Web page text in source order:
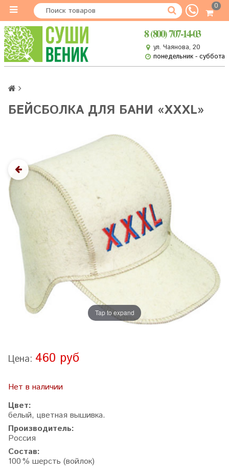
0
8 (800) 707-14-03
ул. Чаянова, 20
понедельник - суббота
БЕЙСБОЛКА ДЛЯ БАНИ «XXXL»
Tap to expand
Цена: 460 руб
Нет в наличии
Цвет:
белый, цветная вышивка.
Производитель:
Россия
Состав:
100 % шерсть (войлок)